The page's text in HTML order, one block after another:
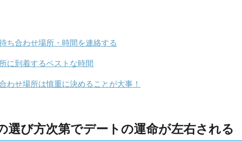
ち合わせ場所・時間を連絡する
に到着するベストな時間
わせ場所は慎重に決めることが大事！
選び方次第でデートの運命が左右される